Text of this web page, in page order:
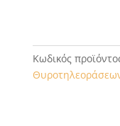
Κωδικός